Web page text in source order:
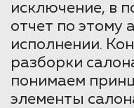
исключение, в
отчет по этому
исполнении.
разборки
понимаем
элементы